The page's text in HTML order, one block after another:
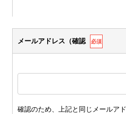
メールアドレス（確認 必須
確認のため、上記と同じメールア